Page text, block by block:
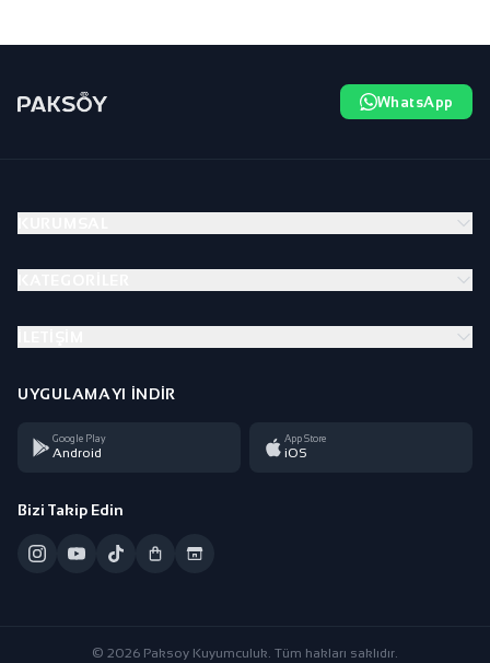
WhatsApp
UYGULAMAYI İNDIR
Google Play
Android
App Store
iOS
Bizi Takip Edin
© 2026 Paksoy Kuyumculuk. Tüm hakları saklıdır.